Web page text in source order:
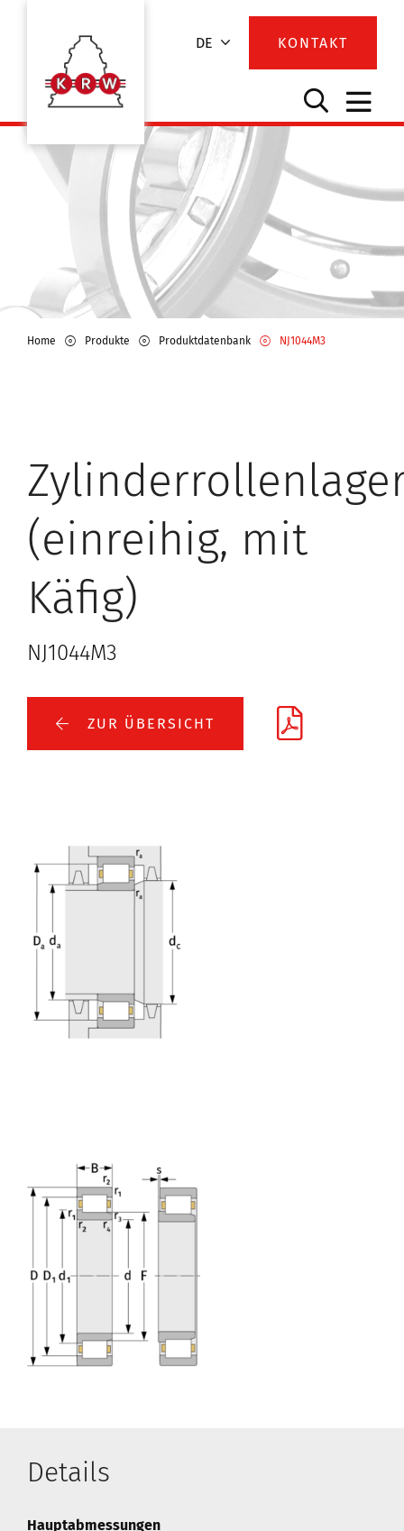
DE KONTAKT
Home Produkte Produktdatenbank NJ1044M3
(einreihig, mit
Käfig)
NJ1044M3
ZUR ÜBERSICHT
Details
Hauptabmessungen